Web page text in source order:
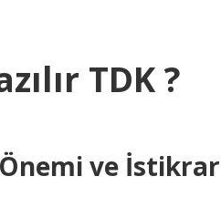
TDK ?
ve